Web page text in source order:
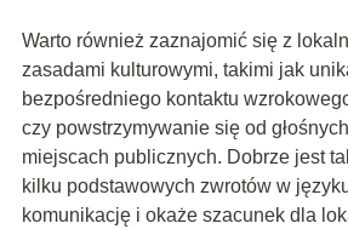
Warto również zaznajomić się z
zasadami kulturowymi, takimi jak
bezpośredniego kontaktu
czy powstrzymywanie się od
miejscach publicznych. Dobrze jest
kilku podstawowych zwrotów w
komunikację i okaże szacunek dla